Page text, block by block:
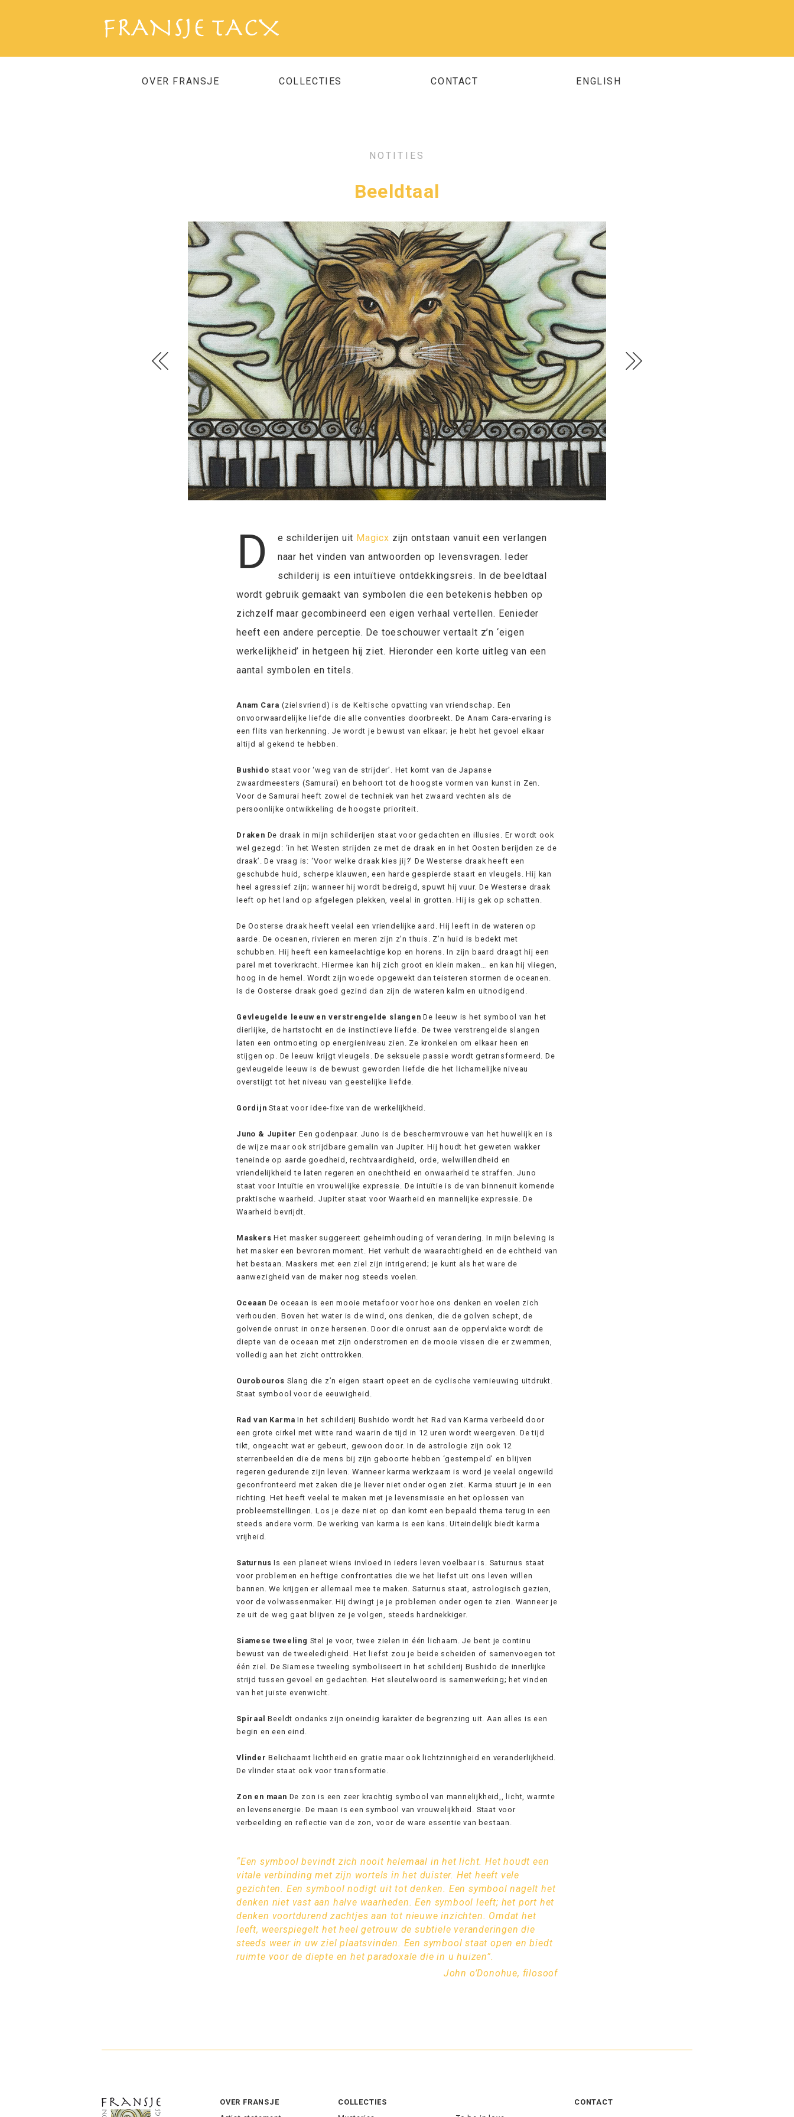
OVER FRANSJE COLLECTIES CONTACT ENGLISH
NOTITIES
Beeldtaal
D e schilderijen uit Magicx zijn ontstaan vanuit een verlangen
naar het vinden van antwoorden op levensvragen. Ieder
schilderij is een intuïtieve ontdekkingsreis. In de beeldtaal
wordt gebruik gemaakt van symbolen die een betekenis hebben op
zichzelf maar gecombineerd een eigen verhaal vertellen. Eenieder
heeft een andere perceptie. De toeschouwer vertaalt z’n ‘eigen
werkelijkheid’ in hetgeen hij ziet. Hieronder een korte uitleg van een
aantal symbolen en titels.
Anam Cara (zielsvriend) is de Keltische opvatting van vriendschap. Een
onvoorwaardelijke liefde die alle conventies doorbreekt. De Anam Cara-ervaring is
een flits van herkenning. Je wordt je bewust van elkaar; je hebt het gevoel elkaar
altijd al gekend te hebben.
Bushido staat voor ‘weg van de strijder’. Het komt van de Japanse
zwaardmeesters (Samurai) en behoort tot de hoogste vormen van kunst in Zen.
Voor de Samurai heeft zowel de techniek van het zwaard vechten als de
persoonlijke ontwikkeling de hoogste prioriteit.
Draken De draak in mijn schilderijen staat voor gedachten en illusies. Er wordt ook
wel gezegd: ‘in het Westen strijden ze met de draak en in het Oosten berijden ze de
draak’. De vraag is: ‘Voor welke draak kies jij?’ De Westerse draak heeft een
geschubde huid, scherpe klauwen, een harde gespierde staart en vleugels. Hij kan
heel agressief zijn; wanneer hij wordt bedreigd, spuwt hij vuur. De Westerse draak
leeft op het land op afgelegen plekken, veelal in grotten. Hij is gek op schatten.
De Oosterse draak heeft veelal een vriendelijke aard. Hij leeft in de wateren op
aarde. De oceanen, rivieren en meren zijn z’n thuis. Z’n huid is bedekt met
schubben. Hij heeft een kameelachtige kop en horens. In zijn baard draagt hij een
parel met toverkracht. Hiermee kan hij zich groot en klein maken… en kan hij vliegen,
hoog in de hemel. Wordt zijn woede opgewekt dan teisteren stormen de oceanen.
Is de Oosterse draak goed gezind dan zijn de wateren kalm en uitnodigend.
Gevleugelde leeuw en verstrengelde slangen De leeuw is het symbool van het
dierlijke, de hartstocht en de instinctieve liefde. De twee verstrengelde slangen
laten een ontmoeting op energieniveau zien. Ze kronkelen om elkaar heen en
stijgen op. De leeuw krijgt vleugels. De seksuele passie wordt getransformeerd. De
gevleugelde leeuw is de bewust geworden liefde die het lichamelijke niveau
overstijgt tot het niveau van geestelijke liefde.
Gordijn Staat voor idee-fixe van de werkelijkheid.
Juno & Jupiter Een godenpaar. Juno is de beschermvrouwe van het huwelijk en is
de wijze maar ook strijdbare gemalin van Jupiter. Hij houdt het geweten wakker
teneinde op aarde goedheid, rechtvaardigheid, orde, welwillendheid en
vriendelijkheid te laten regeren en onechtheid en onwaarheid te straffen. Juno
staat voor Intuïtie en vrouwelijke expressie. De intuïtie is de van binnenuit komende
praktische waarheid. Jupiter staat voor Waarheid en mannelijke expressie. De
Waarheid bevrijdt.
Maskers Het masker suggereert geheimhouding of verandering. In mijn beleving is
het masker een bevroren moment. Het verhult de waarachtigheid en de echtheid van
het bestaan. Maskers met een ziel zijn intrigerend; je kunt als het ware de
aanwezigheid van de maker nog steeds voelen.
Oceaan De oceaan is een mooie metafoor voor hoe ons denken en voelen zich
verhouden. Boven het water is de wind, ons denken, die de golven schept, de
golvende onrust in onze hersenen. Door die onrust aan de oppervlakte wordt de
diepte van de oceaan met zijn onderstromen en de mooie vissen die er zwemmen,
volledig aan het zicht onttrokken.
Ourobouros Slang die z’n eigen staart opeet en de cyclische vernieuwing uitdrukt.
Staat symbool voor de eeuwigheid.
Rad van Karma In het schilderij Bushido wordt het Rad van Karma verbeeld door
een grote cirkel met witte rand waarin de tijd in 12 uren wordt weergeven. De tijd
tikt, ongeacht wat er gebeurt, gewoon door. In de astrologie zijn ook 12
sterrenbeelden die de mens bij zijn geboorte hebben ‘gestempeld’ en blijven
regeren gedurende zijn leven. Wanneer karma werkzaam is word je veelal ongewild
geconfronteerd met zaken die je liever niet onder ogen ziet. Karma stuurt je in een
richting. Het heeft veelal te maken met je levensmissie en het oplossen van
probleemstellingen. Los je deze niet op dan komt een bepaald thema terug in een
steeds andere vorm. De werking van karma is een kans. Uiteindelijk biedt karma
vrijheid.
Saturnus Is een planeet wiens invloed in ieders leven voelbaar is. Saturnus staat
voor problemen en heftige confrontaties die we het liefst uit ons leven willen
bannen. We krijgen er allemaal mee te maken. Saturnus staat, astrologisch gezien,
voor de volwassenmaker. Hij dwingt je je problemen onder ogen te zien. Wanneer je
ze uit de weg gaat blijven ze je volgen, steeds hardnekkiger.
Siamese tweeling Stel je voor, twee zielen in één lichaam. Je bent je continu
bewust van de tweeledigheid. Het liefst zou je beide scheiden of samenvoegen tot
één ziel. De Siamese tweeling symboliseert in het schilderij Bushido de innerlijke
strijd tussen gevoel en gedachten. Het sleutelwoord is samenwerking; het vinden
van het juiste evenwicht.
Spiraal Beeldt ondanks zijn oneindig karakter de begrenzing uit. Aan alles is een
begin en een eind.
Vlinder Belichaamt lichtheid en gratie maar ook lichtzinnigheid en veranderlijkheid.
De vlinder staat ook voor transformatie.
Zon en maan De zon is een zeer krachtig symbool van mannelijkheid,, licht, warmte
en levensenergie. De maan is een symbool van vrouwelijkheid. Staat voor
verbeelding en reflectie van de zon, voor de ware essentie van bestaan.
“Een symbool bevindt zich nooit helemaal in het licht. Het houdt een
vitale verbinding met zijn wortels in het duister. Het heeft vele
gezichten. Een symbool nodigt uit tot denken. Een symbool nagelt het
denken niet vast aan halve waarheden. Een symbool leeft; het port het
denken voortdurend zachtjes aan tot nieuwe inzichten. Omdat het
leeft, weerspiegelt het heel getrouw de subtiele veranderingen die
steeds weer in uw ziel plaatsvinden. Een symbool staat open en biedt
ruimte voor de diepte en het paradoxale die in u huizen”.
John o’Donohue, filosoof
OVER FRANSJE
COLLECTIES
CONTACT